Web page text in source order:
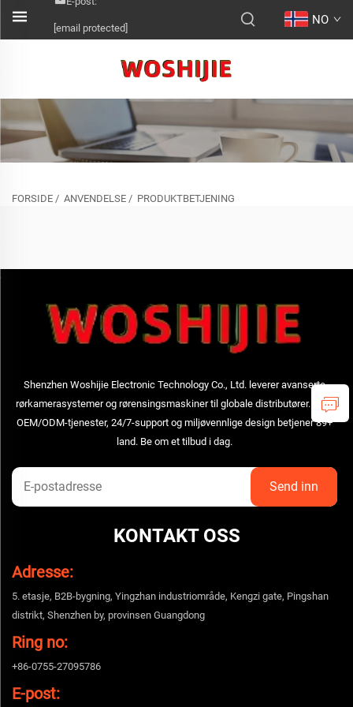
[email protected]
NO
FORSIDE / ANVENDELSE / PRODUKTBETJENING
Shenzhen Woshijie Electronic Technology Co., Ltd. leverer avanserte
rørkamerasystemer og rørensingsmaskiner til globale distributører. Våre
OEM/ODM-tjenester, 24/7-support og miljøvennlige design betjener 89+
land. Be om et tilbud i dag.
KONTAKT OSS
Adresse:
5. etasje, B2B-bygning, Yingzhan industriområde, Kengzi gate, Pingshan
distrikt, Shenzhen by, provinsen Guangdong
Ring no:
+86-0755-27095786
E-post: